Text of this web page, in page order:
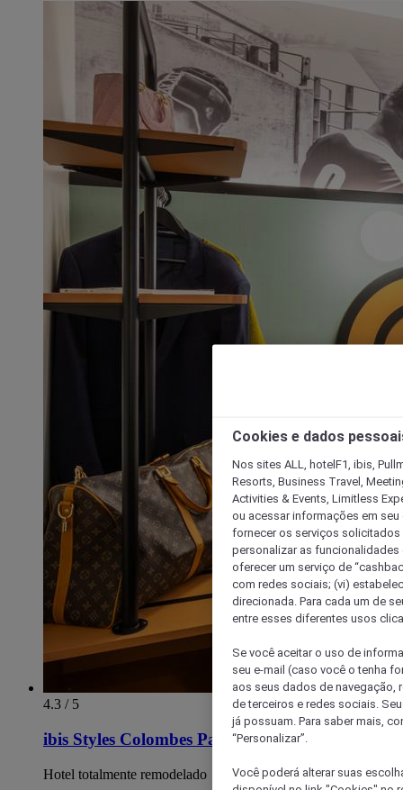
4.3 / 5
ibis Styles Colombes Paris Ouest
Hotel totalmente remodelado
Cookies e dados
Nos sites ALL, hotelF1, ibis,
Resorts, Business Travel,
Activities & Events, Limitless
ou acessar informações em
fornecer os serviços solicitados
personalizar as
oferecer um serviço de
com redes sociais; (vi)
direcionada. Para cada um de
entre esses diferentes usos
Se você aceitar o uso de
seu e-mail (caso você o tenha
aos seus dados de navegação,
de terceiros e redes sociais.
já possuam. Para saber mais,
“Personalizar”.
Você poderá alterar suas